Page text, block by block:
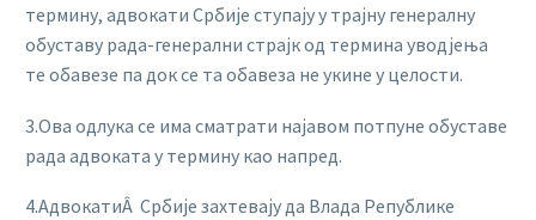
термину, адвокати Србије ступају у трајну генералну
обуставу рада-генерални страјк од термина уводјења
те обавезе па док се та обавеза не укине у целости.
3.Ова одлука се има сматрати најавом потпуне обуставе
рада адвоката у термину као напред.
4.АдвокатиÂ Србије захтевају да Влада Републике